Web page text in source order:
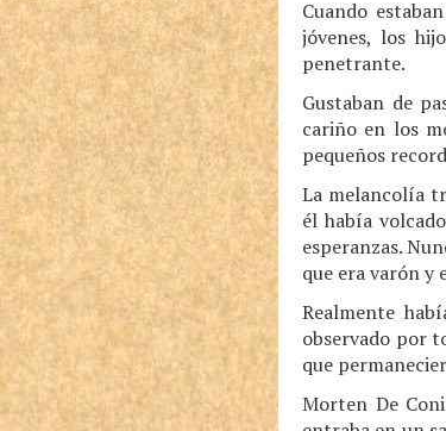
Cuando
jóvenes, los
penetrante.
Gustaban de
cariño en los
pequeños
La melancolía
él había
esperanzas.
que era varón y
Realmente
observado por
que
Morten De